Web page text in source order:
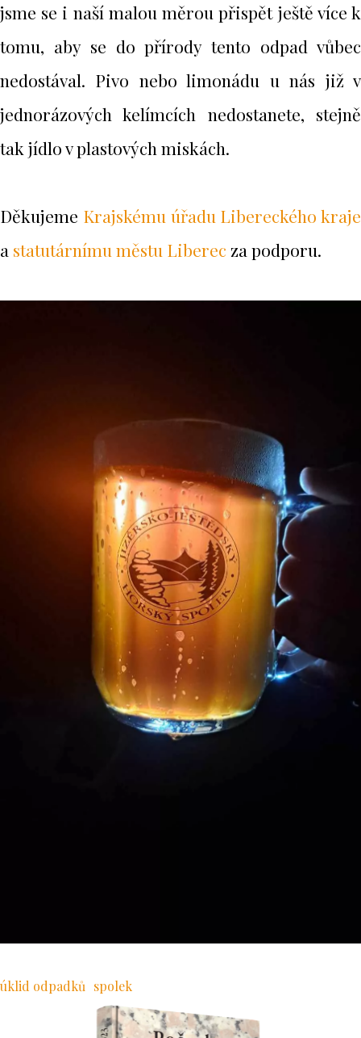
jsme se i naší malou měrou přispět ještě více k
tomu, aby se do přírody tento odpad vůbec
nedostával. Pivo nebo limonádu u nás již v
jednorázových kelímcích nedostanete, stejně
tak jídlo v plastových miskách.
Děkujeme Krajskému úřadu Libereckého kraje
a statutárnímu městu Liberec za podporu.
úklid odpadků spolek